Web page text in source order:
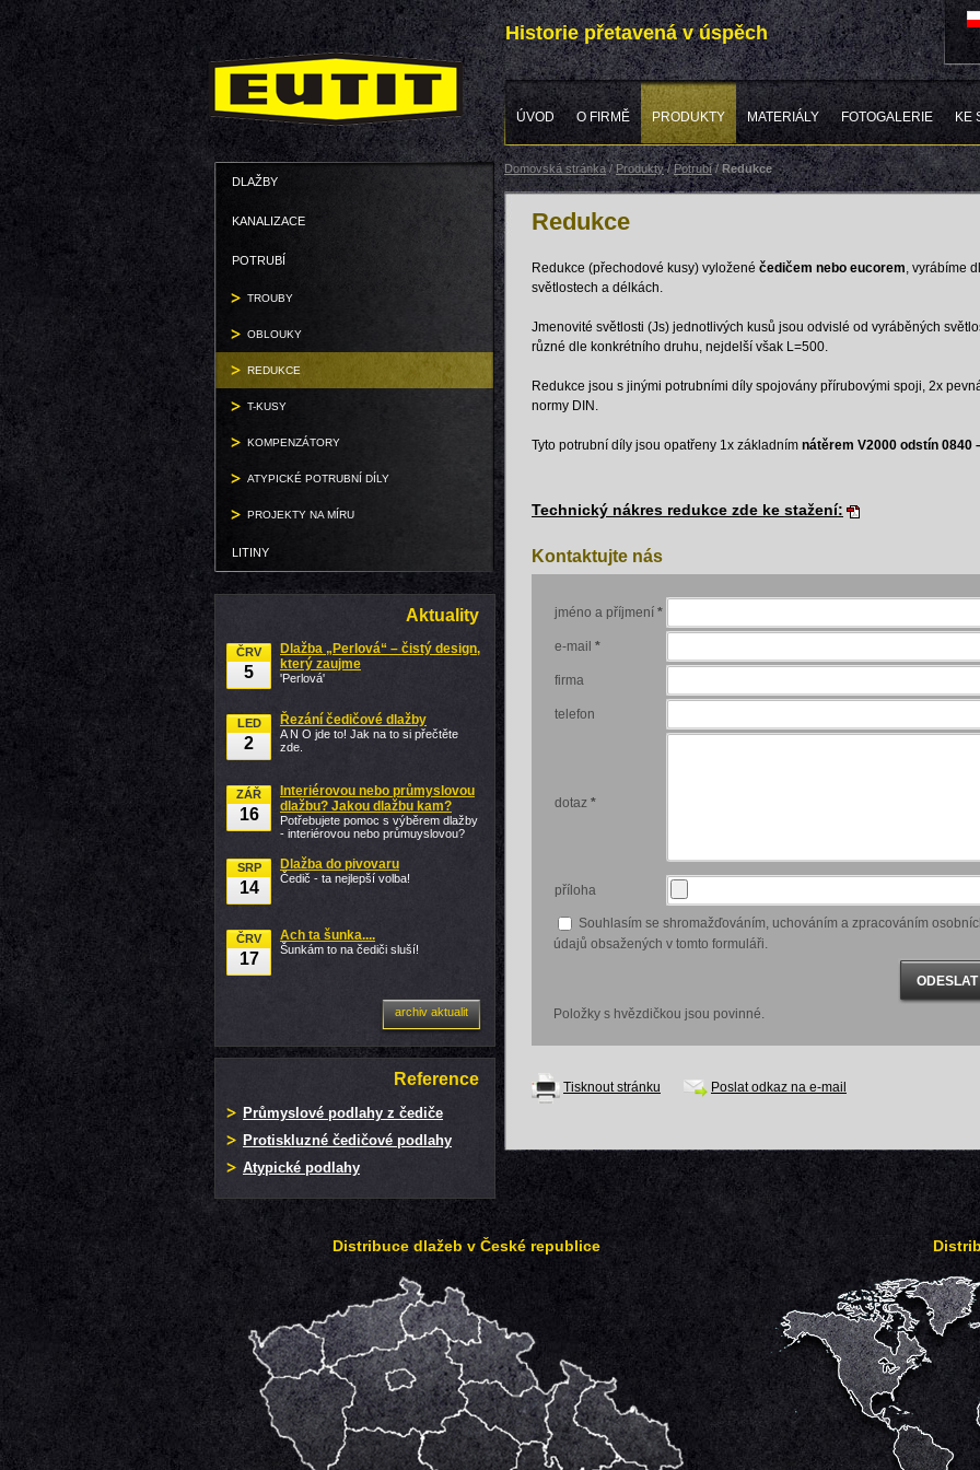
Historie přetavená v úspěch
ÚVOD O FIRMĚ PRODUKTY MATERIÁLY FOTOGALERIE KE
Domovská stránka/Produkty/Potrubí/ Redukce
Redukce
Redukce (přechodové kusy) vyložené čedičem nebo eucorem , vyrábíme
světlostech a délkách.
Jmenovité světlosti (Js) jednotlivých kusů jsou odvislé od vyráběných
různé dle konkrétního druhu, nejdelší však L=500.
Redukce jsou s jinými potrubními díly spojovány přírubovými spoji, 2x
normy DIN.
Tyto potrubní díly jsou opatřeny 1x základním nátěrem V2000 odstín 0840
Technický nákres redukce zde ke stažení:
Kontaktujte nás
jméno a příjmení *
e-mail *
firma
telefon
dotaz *
příloha
Souhlasím se shromažďováním, uchováním a zpracováním
údajů obsažených v tomto formuláři.
Položky s hvězdičkou jsou povinné.
Tisknout stránku Poslat odkaz na e-mail
DLAŽBY
KANALIZACE
POTRUBÍ
TROUBY
OBLOUKY
REDUKCE
T-KUSY
KOMPENZÁTORY
ATYPICKÉ POTRUBNÍ DÍLY
PROJEKTY NA MÍRU
LITINY
Aktuality
ČRV
5
Dlažba „Perlová“ – čistý design,
který zaujme
'Perlová'
LED
2
Řezání čedičové dlažby
A N O jde to! Jak na to si přečtěte
zde.
ZÁŘ
16
Interiérovou nebo průmyslovou
dlažbu? Jakou dlažbu kam?
Potřebujete pomoc s výběrem dlažby
- interiérovou nebo průmuyslovou?
SRP
14
Dlažba do pivovaru
Čedič - ta nejlepší volba!
ČRV
17
Ach ta šunka....
Šunkám to na čediči sluší!
archiv aktualit
Reference
Průmyslové podlahy z čediče
Protiskluzné čedičové podlahy
Atypické podlahy
Distribuce dlažeb v České republice